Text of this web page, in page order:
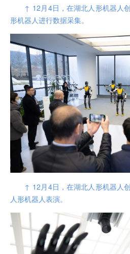
↑ 12月4日，在湖北人形机器人
形机器人进行数据采集。
↑ 12月4日，在湖北人形机器人
人形机器人表演。